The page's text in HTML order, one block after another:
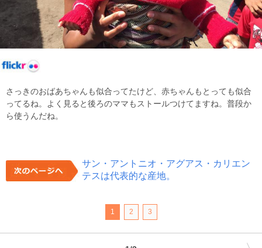
さっきのおばあちゃんも似合ってたけど、赤ちゃんもとっても似合
ってるね。よく見ると後ろのママもストールつけてますね。普段か
ら使うんだね。
サン・アントニオ・アグアス・カリエン
テスは代表的な産地。
1 2 3